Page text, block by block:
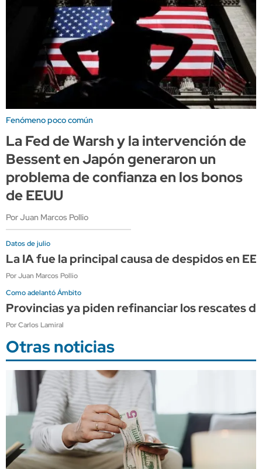
Fenómeno poco común
La Fed de Warsh y la intervención de
Bessent en Japón generaron un
problema de confianza en los bonos
de EEUU
Por Juan Marcos Pollio
Datos de julio
La IA fue la principal causa de despidos en
Por Juan Marcos Pollio
Como adelantó Ámbito
Provincias ya piden refinanciar los rescates
Por Carlos Lamiral
Otras noticias